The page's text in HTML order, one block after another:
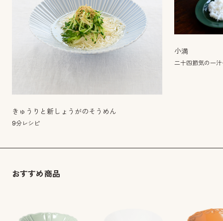
きゅうりと新しょうがのそうめん
9分レシピ
小満
二十四節気の一
おすすめ商品